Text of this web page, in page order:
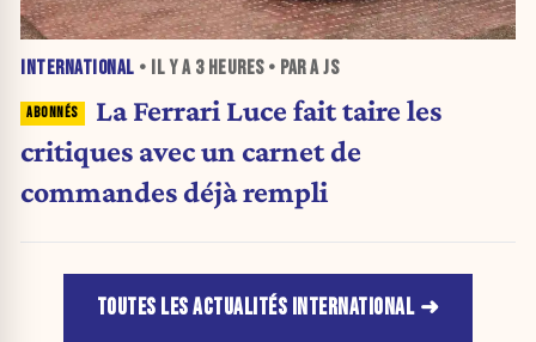
INTERNATIONAL • IL Y A 3 HEURES• PAR A JS
La Ferrari Luce fait taire les
critiques avec un carnet de
commandes déjà rempli
TOUTES LES ACTUALITÉS INTERNATIONAL